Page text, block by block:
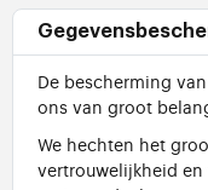
De bescherming
ons van groot
We hechten het
vertrouwelijkheid